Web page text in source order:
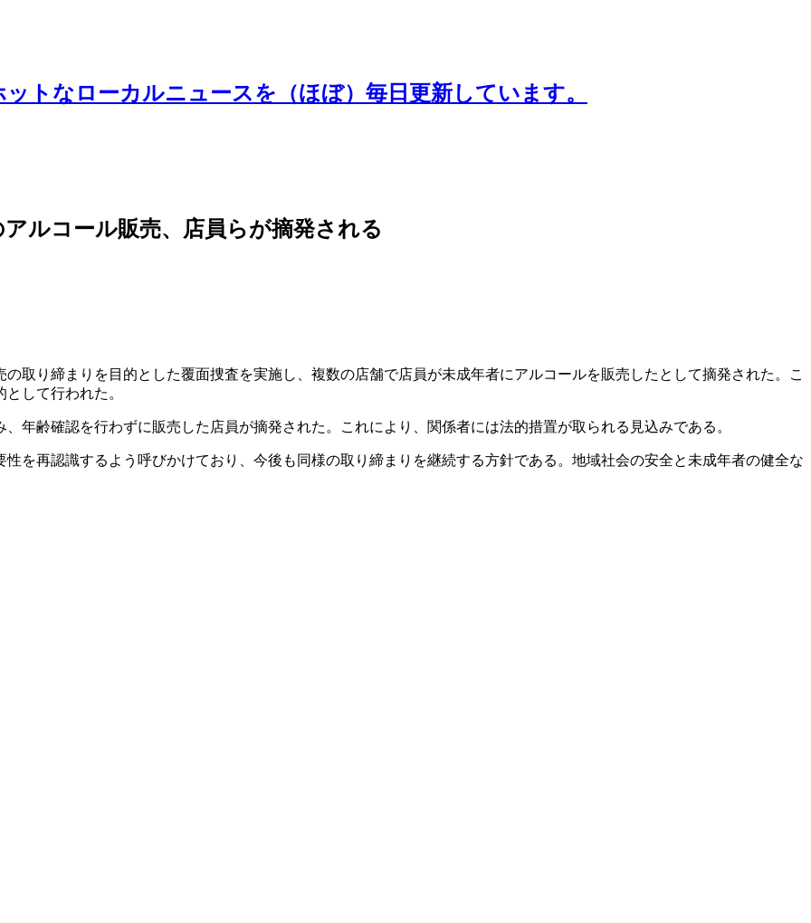
トなローカルニュースを（ほぼ）毎日更新しています。
ルコール販売、店員らが摘発される
取り締まりを目的とした覆面捜査を実施し、複数の店舗で店員が未成年者にアルコールを販売したとして摘発された。​こ
して行われた。​
年齢確認を行わずに販売した店員が摘発された。​これにより、関係者には法的措置が取られる見込みである。​
を再認識するよう呼びかけており、今後も同様の取り締まりを継続する方針である。​地域社会の安全と未成年者の健全な